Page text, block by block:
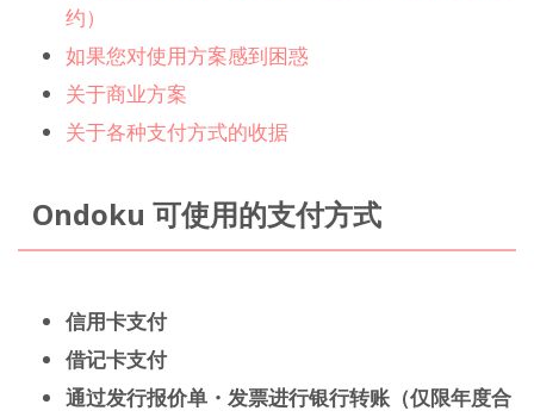
约）
如果您对使用方案感到困惑
关于商业方案
关于各种支付方式的收据
Ondoku 可使用的支付方式
信用卡支付
借记卡支付
通过发行报价单・发票进行银行转账（仅限年度合